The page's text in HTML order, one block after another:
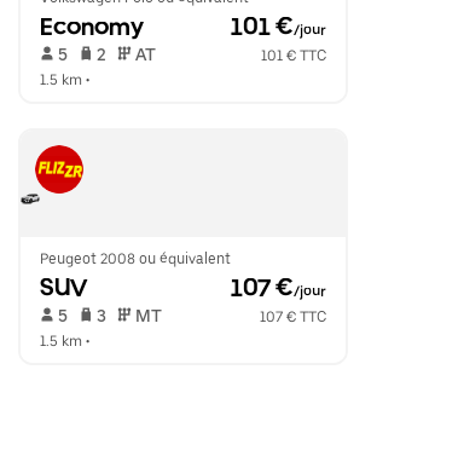
Economy 101 €/jour
5 2 AT
101 € TTC
1.5 km •
Peugeot 2008 ou équivalent
SUV 107 €/jour
5 3 MT
107 € TTC
1.5 km •